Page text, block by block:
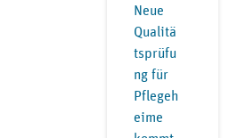
Neue
Qualitä
tsprüfu
ng für
Pflegeh
eime